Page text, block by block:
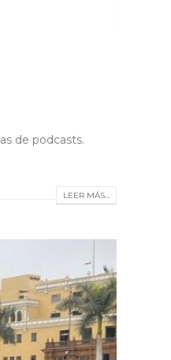
de podcasts.
LEER MÁS...